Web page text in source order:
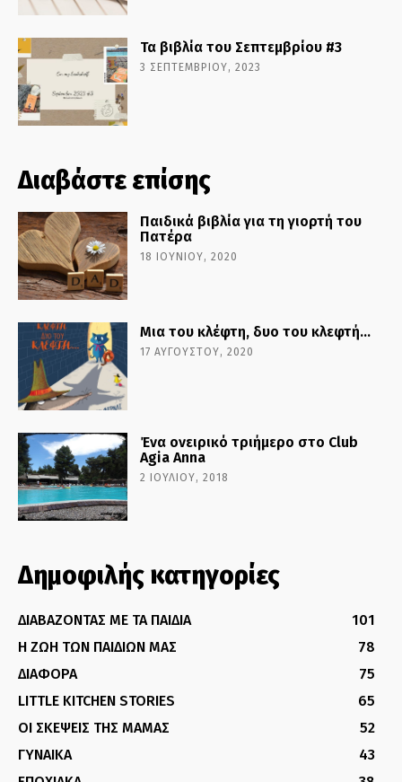
Τα βιβλία του Σεπτεμβρίου #3
3 ΣΕΠΤΕΜΒΡΊΟΥ, 2023
Διαβάστε επίσης
Παιδικά βιβλία για τη γιορτή του
Πατέρα
18 ΙΟΥΝΊΟΥ, 2020
Μια του κλέφτη, δυο του κλεφτή…
17 ΑΥΓΟΎΣΤΟΥ, 2020
Ένα ονειρικό τριήμερο στο Club
Agia Anna
2 ΙΟΥΛΊΟΥ, 2018
Δημοφιλής κατηγορίες
ΔΙΑΒΑΖΟΝΤΑΣ ΜΕ ΤΑ ΠΑΙΔΙΑ
101
Η ΖΩΗ ΤΩΝ ΠΑΙΔΙΩΝ ΜΑΣ
78
ΔΙΑΦΟΡΑ
75
LITTLE KITCHEN STORIES
65
ΟΙ ΣΚΕΨΕΙΣ ΤΗΣ ΜΑΜΑΣ
52
ΓΥΝΑΙΚΑ
43